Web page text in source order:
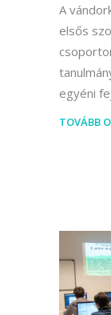
A
elsős
egyéni
TOVÁBB